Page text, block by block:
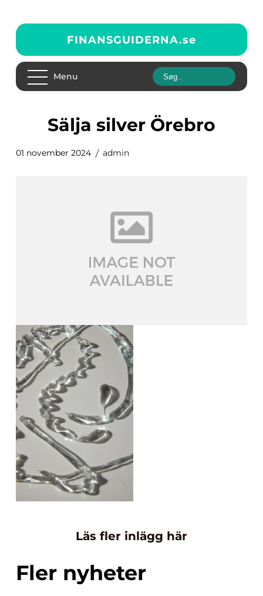
FINANSGUIDERNA.se
Menu
Sälja silver Örebro
01 november 2024 admin
Läs fler inlägg här
Fler nyheter